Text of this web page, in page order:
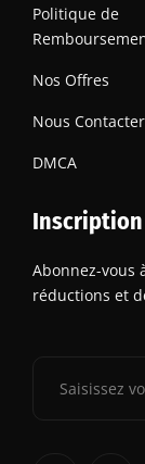
Politique de
Nos Offres
Nous Contacter
DMCA
Abonnez-vous
réductions et